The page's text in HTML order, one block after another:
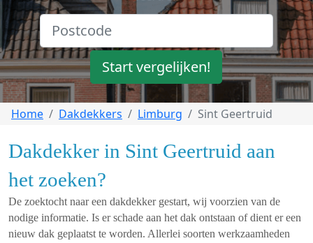
Start vergelijken!
Home Dakdekkers Limburg Sint Geertruid
Dakdekker in Sint Geertruid aan
het zoeken?
De zoektocht naar een dakdekker gestart, wij voorzien van de
nodige informatie. Is er schade aan het dak ontstaan of dient er een
nieuw dak geplaatst te worden. Allerlei soorten werkzaamheden